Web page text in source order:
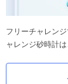
フリーチャレン
ャレンジ砂時計は